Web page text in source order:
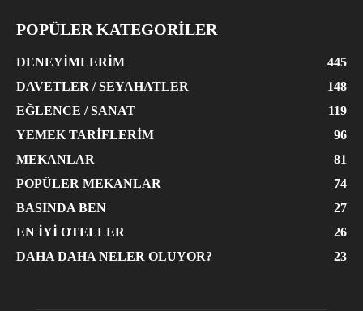
POPÜLER KATEGORİLER
DENEYIMLERIM
445
DAVETLER / SEYAHATLER
148
EĞLENCE / SANAT
119
YEMEK TARIFLERIM
96
MEKANLAR
81
POPÜLER MEKANLAR
74
BASINDA BEN
27
EN İYI OTELLER
26
DAHA DAHA NELER OLUYOR?
23